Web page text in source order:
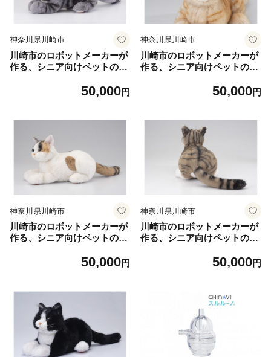
神奈川県川崎市
川崎市のロボットメーカーが
作る、シニア向けペットの代
ゃんEXシリーズ （アメシ
50,000円
神奈川県川崎市
川崎市のロボットメーカーが
作る、シニア向けペットの代
ゃんEXシリーズ （とら）
50,000円
神奈川県川崎市
川崎市のロボットメーカーが
作る、シニア向けペットの代
ゃんEXシリーズ （みけ）
50,000円
神奈川県川崎市
川崎市のロボットメーカーが
作る、シニア向けペットの代
ゃんEXシリーズ（キジト
50,000円